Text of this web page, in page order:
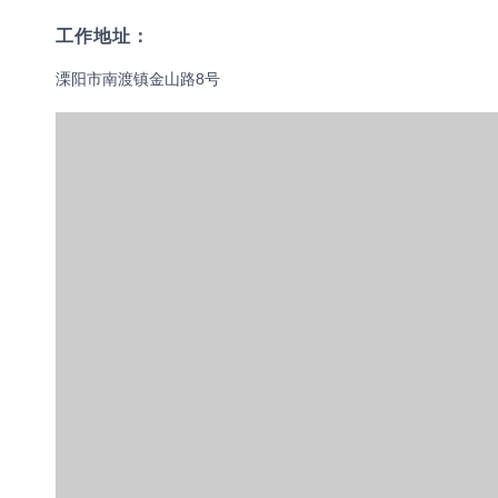
工作地址：
溧阳市南渡镇金山路8号